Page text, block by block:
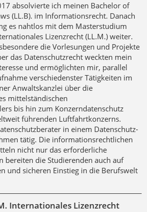
absolvierte ich meinen Bachelor of
(LL.B). im Informationsrecht. Danach
es nahtlos mit dem Masterstudium
Lizenzrecht (LL.M.) weiter.
die Vorlesungen und Projekte
das Datenschutzrecht weckten mein
und ermöglichten mir, parallel
verschiedenster Tätigkeiten im
Anwaltskanzlei über die
mittelständischen
bis hin zum Konzerndatenschutz
führenden Luftfahrtkonzerns.
in einem Datenschutz-
tätig. Die informationsrechtlichen
nicht nur das erforderliche
bereiten die Studierenden auch auf
und sicheren Einstieg in die Berufswelt
Internationales Lizenzrecht